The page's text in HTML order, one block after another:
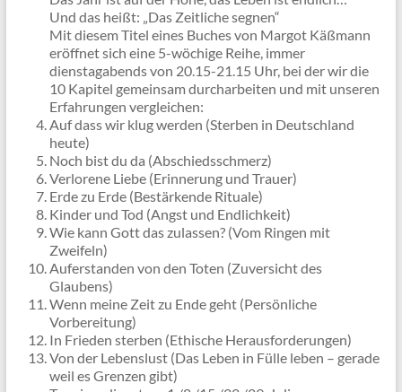
Und das heißt: „Das Zeitliche segnen“
Mit diesem Titel eines Buches von Margot Käßmann
eröffnet sich eine 5-wöchige Reihe, immer
dienstagabends von 20.15-21.15 Uhr, bei der wir die
10 Kapitel gemeinsam durcharbeiten und mit unseren
Erfahrungen vergleichen:
Auf dass wir klug werden (Sterben in Deutschland
heute)
Noch bist du da (Abschiedsschmerz)
Verlorene Liebe (Erinnerung und Trauer)
Erde zu Erde (Bestärkende Rituale)
Kinder und Tod (Angst und Endlichkeit)
Wie kann Gott das zulassen? (Vom Ringen mit
Zweifeln)
Auferstanden von den Toten (Zuversicht des
Glaubens)
Wenn meine Zeit zu Ende geht (Persönliche
Vorbereitung)
In Frieden sterben (Ethische Herausforderungen)
Von der Lebenslust (Das Leben in Fülle leben – gerade
weil es Grenzen gibt)